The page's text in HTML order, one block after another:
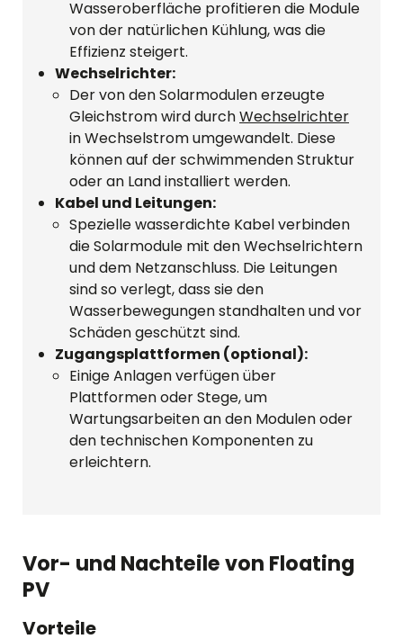
Wasseroberfläche profitieren die Module
von der natürlichen Kühlung, was die
Effizienz steigert.
Wechselrichter:
Der von den Solarmodulen erzeugte
Gleichstrom wird durchWechselrichter
in Wechselstrom umgewandelt. Diese
können auf der schwimmenden Struktur
oder an Land installiert werden.
Kabel und Leitungen:
Spezielle wasserdichte Kabel verbinden
die Solarmodule mit den Wechselrichtern
und dem Netzanschluss. Die Leitungen
sind so verlegt, dass sie den
Wasserbewegungen standhalten und vor
Schäden geschützt sind.
Zugangsplattformen (optional):
Einige Anlagen verfügen über
Plattformen oder Stege, um
Wartungsarbeiten an den Modulen oder
den technischen Komponenten zu
erleichtern.
Vor- und Nachteile von Floating
PV
Vorteile